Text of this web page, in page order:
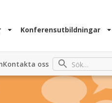
Konferensutbildningar
Kontakta oss